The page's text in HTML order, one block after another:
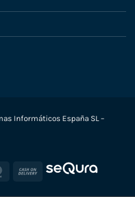
Informáticos España SL –
MasterCard
Cash